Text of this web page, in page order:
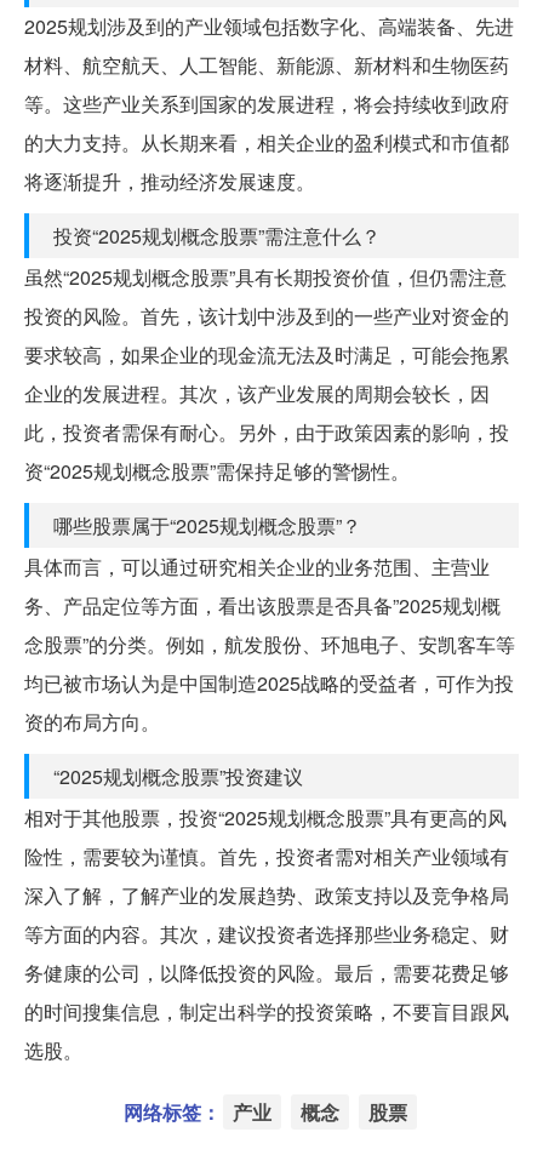
2025规划涉及到的产业领域包括数字化、高端装备、先进
材料、航空航天、人工智能、新能源、新材料和生物医药
等。这些产业关系到国家的发展进程，将会持续收到政府
的大力支持。从长期来看，相关企业的盈利模式和市值都
将逐渐提升，推动经济发展速度。
投资“2025规划概念股票”需注意什么？
虽然“2025规划概念股票”具有长期投资价值，但仍需注意
投资的风险。首先，该计划中涉及到的一些产业对资金的
要求较高，如果企业的现金流无法及时满足，可能会拖累
企业的发展进程。其次，该产业发展的周期会较长，因
此，投资者需保有耐心。另外，由于政策因素的影响，投
资“2025规划概念股票”需保持足够的警惕性。
哪些股票属于“2025规划概念股票”？
具体而言，可以通过研究相关企业的业务范围、主营业
务、产品定位等方面，看出该股票是否具备”2025规划概
念股票”的分类。例如，航发股份、环旭电子、安凯客车等
均已被市场认为是中国制造2025战略的受益者，可作为投
资的布局方向。
“2025规划概念股票”投资建议
相对于其他股票，投资“2025规划概念股票”具有更高的风
险性，需要较为谨慎。首先，投资者需对相关产业领域有
深入了解，了解产业的发展趋势、政策支持以及竞争格局
等方面的内容。其次，建议投资者选择那些业务稳定、财
务健康的公司，以降低投资的风险。最后，需要花费足够
的时间搜集信息，制定出科学的投资策略，不要盲目跟风
选股。
网络标签： 产业 概念 股票